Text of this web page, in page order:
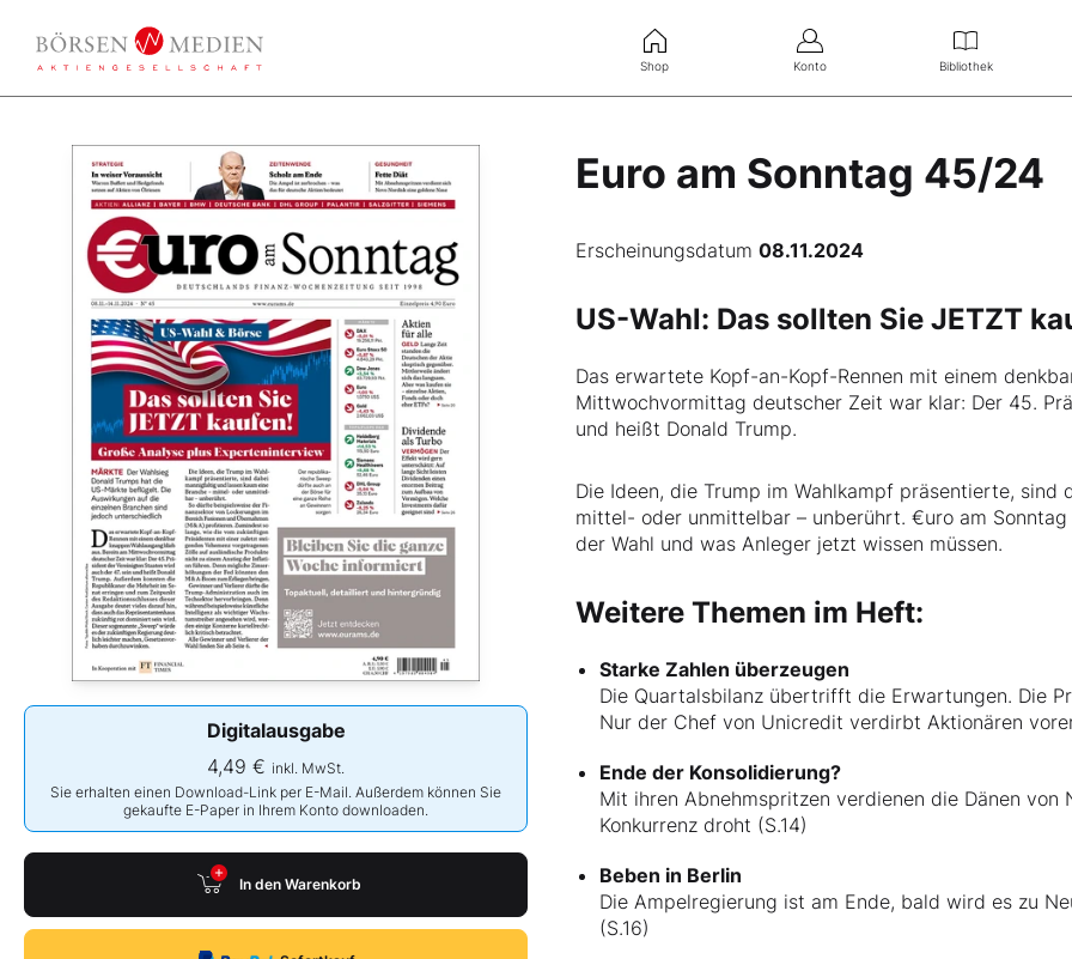
Shop Konto Bibliothek
Euro am Sonntag 45/24
Erscheinungsdatum08.11.2024
Digitalausgabe
4,49 € inkl. MwSt.
Sie erhalten einen Download-Link per E-Mail. Außerdem können Sie
gekaufte E-Paper in Ihrem Konto downloaden.
In den Warenkorb
US-Wahl: Das sollten Sie JETZT
Das erwartete Kopf-an-Kopf-Rennen mit einem
Mittwochvormittag deutscher Zeit war klar: Der 45.
und heißt Donald Trump.
Die Ideen, die Trump im Wahlkampf präsentierte,
mittel- oder unmittelbar – unberührt. €uro am
der Wahl und was Anleger jetzt wissen müssen.
Weitere Themen im Heft:
Starke Zahlen überzeugen
Die Quartalsbilanz übertrifft die Erwartungen. Die
Nur der Chef von Unicredit verdirbt Aktionären
Ende der Konsolidierung?
Mit ihren Abnehmspritzen verdienen die Dänen
Konkurrenz droht (S.14)
Beben in Berlin
Die Ampelregierung ist am Ende, bald wird es zu
(S.16)